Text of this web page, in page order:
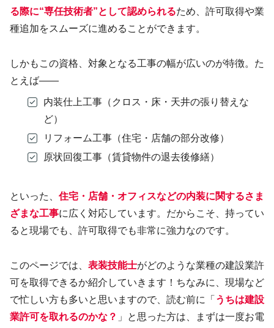
る際に“専任技術者”として認められるため、許可取得や業
種追加をスムーズに進めることができます。
しかもこの資格、対象となる工事の幅が広いのが特徴。た
とえば——
内装仕上工事（クロス・床・天井の張り替えな
ど）
リフォーム工事（住宅・店舗の部分改修）
原状回復工事（賃貸物件の退去後修繕）
といった、 住宅・店舗・オフィスなどの内装に関するさま
ざまな工事に広く対応しています。だからこそ、持ってい
ると現場でも、許可取得でも非常に強力なのです。
このページでは、 表装技能士がどのような業種の建設業許
可を取得できるか紹介していきます！ちなみに、現場など
で忙しい方も多いと思いますので、読む前に「 うちは建設
業許可を取れるのかな？ 」と思った方は、まずは一度お電